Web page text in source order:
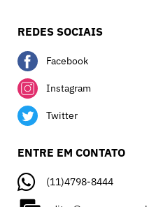
REDES SOCIAIS
Facebook
Instagram
Twitter
ENTRE EM CONTATO
(11)4798-8444